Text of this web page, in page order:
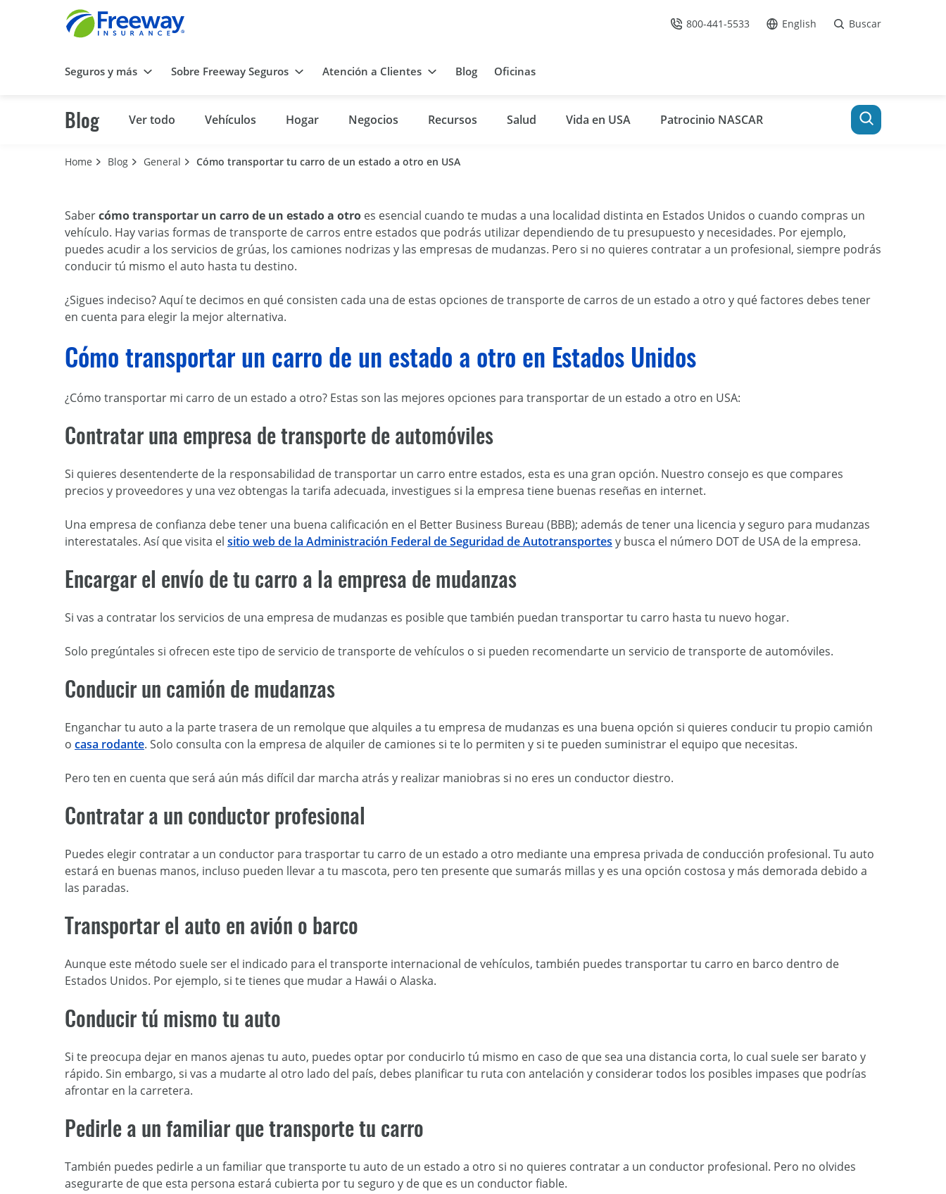
Llámenos
800-441-5533 Ir al sitio en Español /
English Buscar
Seguros y más Sobre Freeway Seguros Atención a Clientes Blog Oficinas
Blog Ver todo Vehículos Hogar Negocios Recursos Salud Vida en USA Patrocinio NASCAR
Home Blog General Cómo transportar tu carro de un estado a otro en USA
Sabercómo transportar un carro de un estado a otro es esencial cuando te mudas a una localidad distinta en Estados Unidos o cuando compras un
vehículo. Hay varias formas de transporte de carros entre estados que podrás utilizar dependiendo de tu presupuesto y necesidades. Por ejemplo,
puedes acudir a los servicios de grúas, los camiones nodrizas y las empresas de mudanzas. Pero si no quieres contratar a un profesional, siempre podrás
conducir tú mismo el auto hasta tu destino.
¿Sigues indeciso? Aquí te decimos en qué consisten cada una de estas opciones de transporte de carros de un estado a otro y qué factores debes tener
en cuenta para elegir la mejor alternativa.
Cómo transportar un carro de un estado a otro en Estados Unidos
¿Cómo transportar mi carro de un estado a otro? Estas son las mejores opciones para transportar de un estado a otro en USA:
Contratar una empresa de transporte de automóviles
Si quieres desentenderte de la responsabilidad de transportar un carro entre estados, esta es una gran opción. Nuestro consejo es que compares
precios y proveedores y una vez obtengas la tarifa adecuada, investigues si la empresa tiene buenas reseñas en internet.
Una empresa de confianza debe tener una buena calificación en el Better Business Bureau (BBB); además de tener una licencia y seguro para mudanzas
interestatales. Así que visita el sitio web de la Administración Federal de Seguridad de Autotransportes y busca el número DOT de USA de la empresa.
Encargar el envío de tu carro a la empresa de mudanzas
Si vas a contratar los servicios de una empresa de mudanzas es posible que también puedan transportar tu carro hasta tu nuevo hogar.
Solo pregúntales si ofrecen este tipo de servicio de transporte de vehículos o si pueden recomendarte un servicio de transporte de automóviles.
Conducir un camión de mudanzas
Enganchar tu auto a la parte trasera de un remolque que alquiles a tu empresa de mudanzas es una buena opción si quieres conducir tu propio camión
o casa rodante. Solo consulta con la empresa de alquiler de camiones si te lo permiten y si te pueden suministrar el equipo que necesitas.
Pero ten en cuenta que será aún más difícil dar marcha atrás y realizar maniobras si no eres un conductor diestro.
Contratar a un conductor profesional
Puedes elegir contratar a un conductor para trasportar tu carro de un estado a otro mediante una empresa privada de conducción profesional. Tu auto
estará en buenas manos, incluso pueden llevar a tu mascota, pero ten presente que sumarás millas y es una opción costosa y más demorada debido a
las paradas.
Transportar el auto en avión o barco
Aunque este método suele ser el indicado para el transporte internacional de vehículos, también puedes transportar tu carro en barco dentro de
Estados Unidos. Por ejemplo, si te tienes que mudar a Hawái o Alaska.
Conducir tú mismo tu auto
Si te preocupa dejar en manos ajenas tu auto, puedes optar por conducirlo tú mismo en caso de que sea una distancia corta, lo cual suele ser barato y
rápido. Sin embargo, si vas a mudarte al otro lado del país, debes planificar tu ruta con antelación y considerar todos los posibles impases que podrías
afrontar en la carretera.
Pedirle a un familiar que transporte tu carro
También puedes pedirle a un familiar que transporte tu auto de un estado a otro si no quieres contratar a un conductor profesional. Pero no olvides
asegurarte de que esta persona estará cubierta por tu seguro y de que es un conductor fiable.